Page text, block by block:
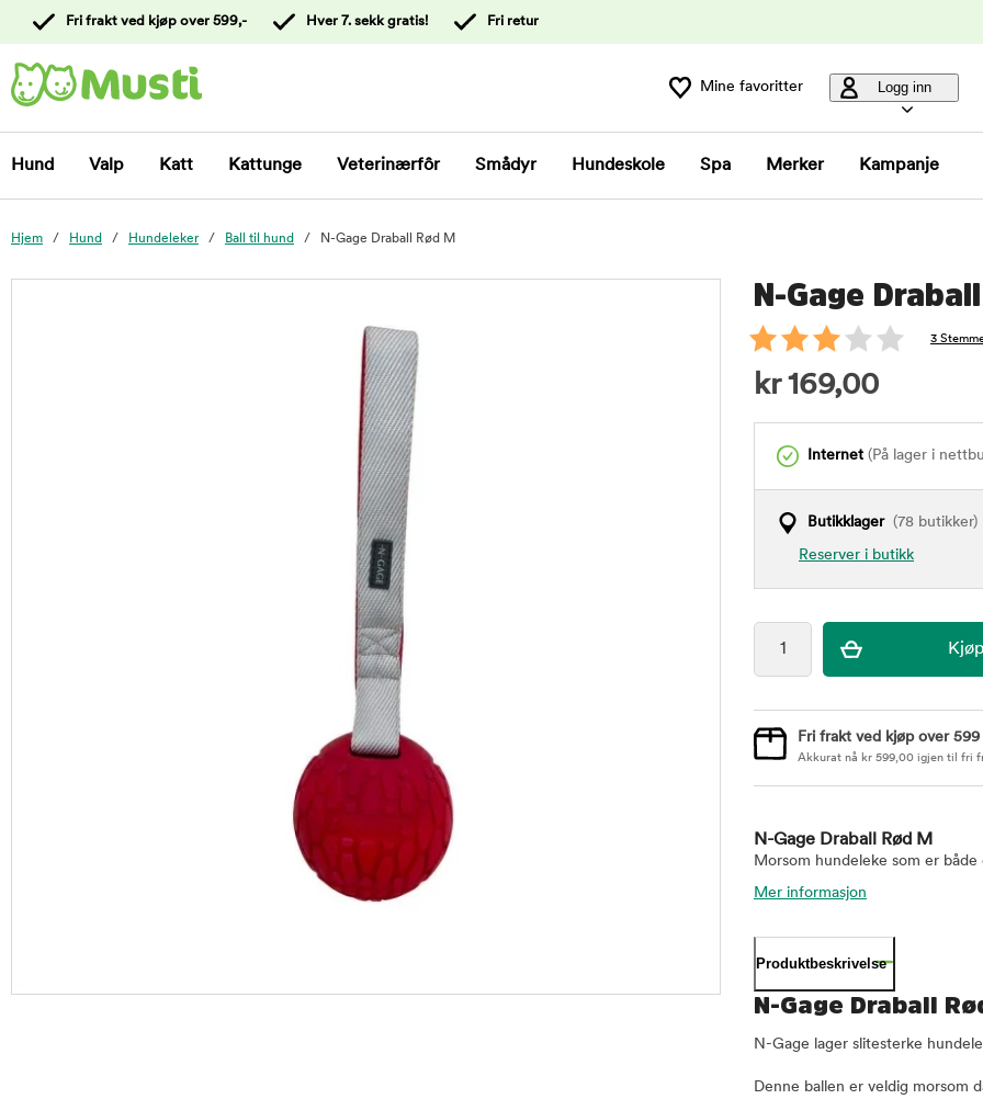
kundeservice
Fri frakt ved kjøp over 599,- Hver 7. sekk gratis! Fri retur
Mine favoritter Logg inn
Hund Valp Katt Kattunge Veterinærfôr Smådyr Hundeskole Spa Merker Kampanje
Hjem Hund Hundeleker Ball til hund N-Gage Draball Rød M
N-Gage
3
kr169,00
Internet (På lager i
Butikklager(78 butikker)
Reserver i butikk
Fri frakt ved kjøp over 599
Akkurat nå kr 599,00 igjen til fri
N-Gage Draball Rød M
Morsom hundeleke som er
Mer informasjon
Produktbeskrivelse
N-Gage Draball
N-Gage lager slitesterke
Denne ballen er veldig morsom